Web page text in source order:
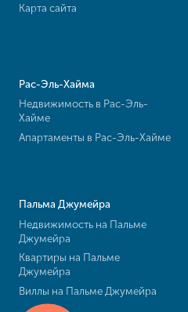
Карта сайта
Рас-Эль-Хайма
Недвижимость в Рас-Эль-
Хайме
Апартаменты в Рас-Эль-Хайме
Пальма Джумейра
Недвижимость на Пальме
Джумейра
Квартиры на Пальме
Джумейра
Виллы на Пальме Джумейра